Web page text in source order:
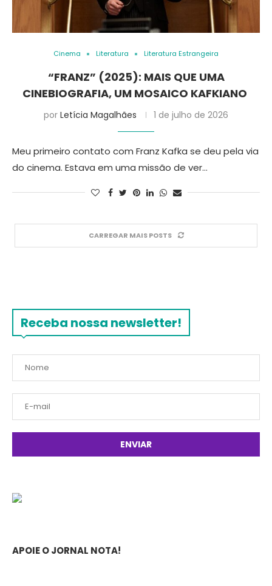
Cinema Literatura Literatura Estrangeira
“FRANZ” (2025): MAIS QUE UMA
CINEBIOGRAFIA, UM MOSAICO KAFKIANO
por Letícia Magalhães 1 de julho de 2026
Meu primeiro contato com Franz Kafka se deu pela via
do cinema. Estava em uma missão de ver…
CARREGAR MAIS POSTS
Receba nossa newsletter!
APOIE O JORNAL NOTA!